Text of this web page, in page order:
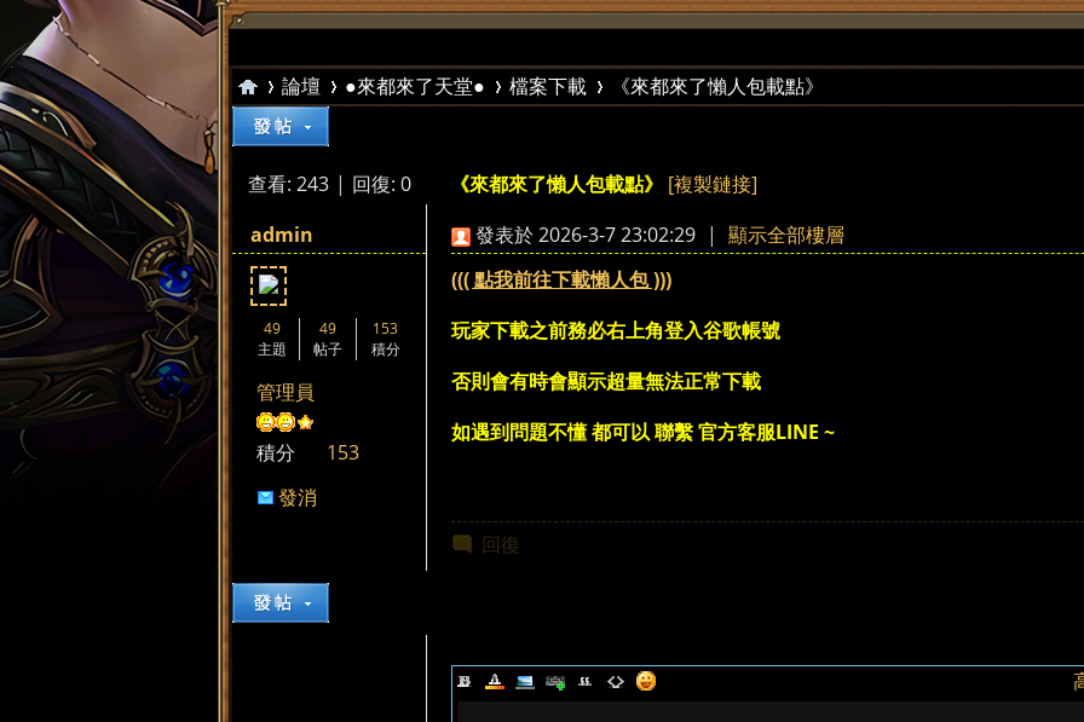
來
都
»
論壇
›
●來都來了天堂●
›
檔案下載
›
《來都來了懶人包載點》
查看: 243 | 回復: 0 《來都來了懶人包載點》
[複製鏈接]
admin
49
主題
49
帖子
153
積分
管理員
積分
153
發消
發表於 2026-3-7 23:02:29 | 顯示全部樓層
((( 點我前往下載懶人包 )))
玩家下載之前務必右上角登入谷歌帳號
否則會有時會顯示超量無法正常下載
如遇到問題不懂 都可以 聯繫 官方客服LINE ~
回復